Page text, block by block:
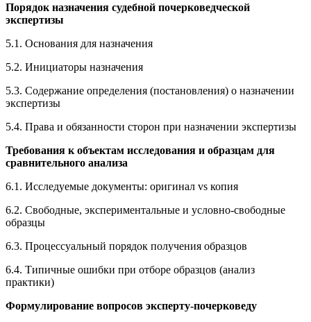
Порядок назначения судебной почерковедческой
экспертизы
5.1. Основания для назначения
5.2. Инициаторы назначения
5.3. Содержание определения (постановления) о назначении
экспертизы
5.4. Права и обязанности сторон при назначении экспертизы
Требования к объектам исследования и образцам для
сравнительного анализа
6.1. Исследуемые документы: оригинал vs копия
6.2. Свободные, экспериментальные и условно-свободные
образцы
6.3. Процессуальный порядок получения образцов
6.4. Типичные ошибки при отборе образцов (анализ
практики)
Формулирование вопросов эксперту-почерковеду